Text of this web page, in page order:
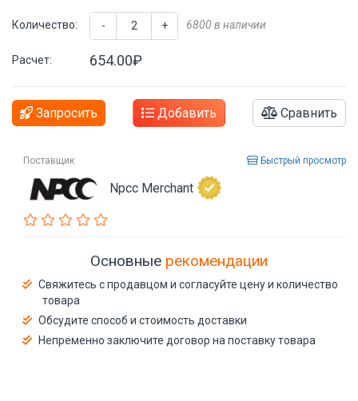
Количество: - + 6800 в наличии
Расчет: 654.00₽
Запросить Добавить Сравнить
Поставщик Быстрый просмотр
Npcc Merchant
Основные рекомендации
Свяжитесь с продавцом и согласуйте цену и количество
товара
Обсудите способ и стоимость доставки
Непременно заключите договор на поставку товара